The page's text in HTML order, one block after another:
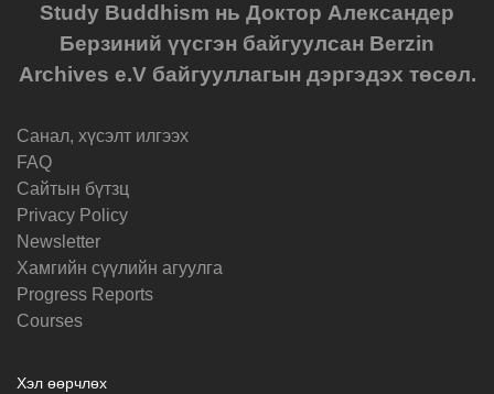
Study Buddhism нь Доктор Александер
Берзиний үүсгэн байгуулсан Berzin
Archives e.V байгууллагын дэргэдэх төсөл.
Санал, хүсэлт илгээх
FAQ
Cайтын бүтзц
Privacy Policy
Newsletter
Хамгийн сүүлийн агуулга
Progress Reports
Courses
Хэл өөрчлөх